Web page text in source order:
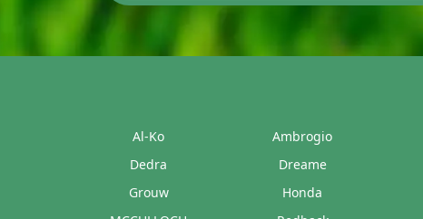
Al-Ko Ambrogio
Dedra
Dreame
Grouw
Honda